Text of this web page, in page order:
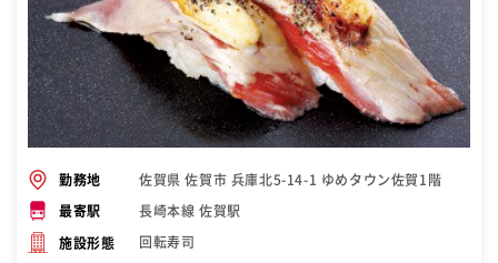
勤務地 佐賀県 佐賀市 兵庫北5-14-1 ゆめタウン佐賀1階
最寄駅 長崎本線 佐賀駅
施設形態 回転寿司